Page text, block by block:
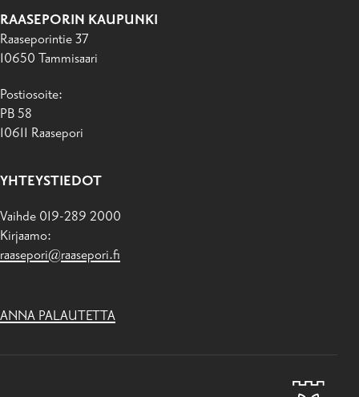
RAASEPORIN KAUPUNKI
Raaseporintie 37
10650 Tammisaari
Postiosoite:
PB 58
10611 Raasepori
YHTEYSTIEDOT
Vaihde 019-289 2000
Kirjaamo:
raasepori@raasepori.fi
ANNA PALAUTETTA